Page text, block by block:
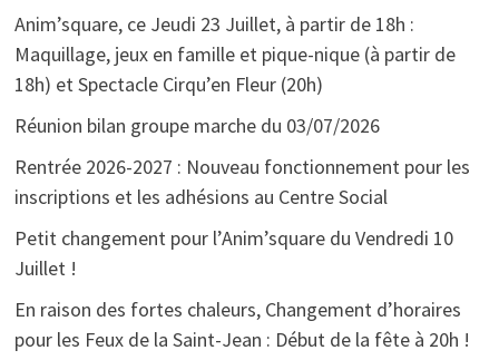
Anim’square, ce Jeudi 23 Juillet, à partir de 18h :
Maquillage, jeux en famille et pique-nique (à partir de
18h) et Spectacle Cirqu’en Fleur (20h)
Réunion bilan groupe marche du 03/07/2026
Rentrée 2026-2027 : Nouveau fonctionnement pour les
inscriptions et les adhésions au Centre Social
Petit changement pour l’Anim’square du Vendredi 10
Juillet !
En raison des fortes chaleurs, Changement d’horaires
pour les Feux de la Saint-Jean : Début de la fête à 20h !